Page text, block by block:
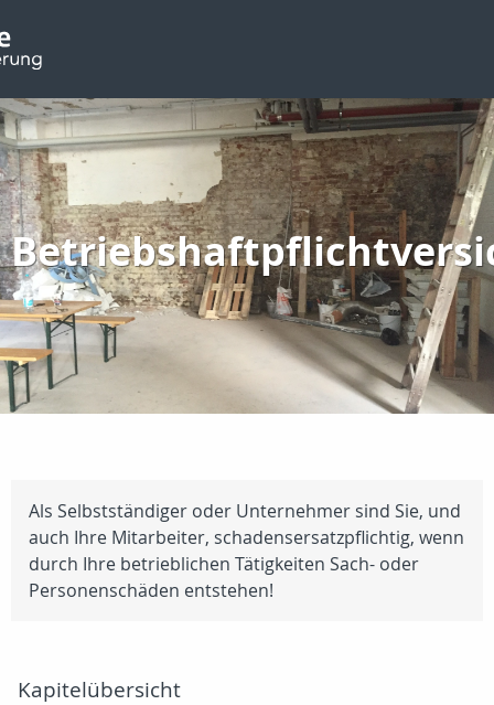
Als Selbstständiger oder Unternehmer sind Sie, und
auch Ihre Mitarbeiter, schadensersatzpflichtig, wenn
durch Ihre betrieblichen Tätigkeiten Sach- oder
Personenschäden entstehen!
Kapitelübersicht